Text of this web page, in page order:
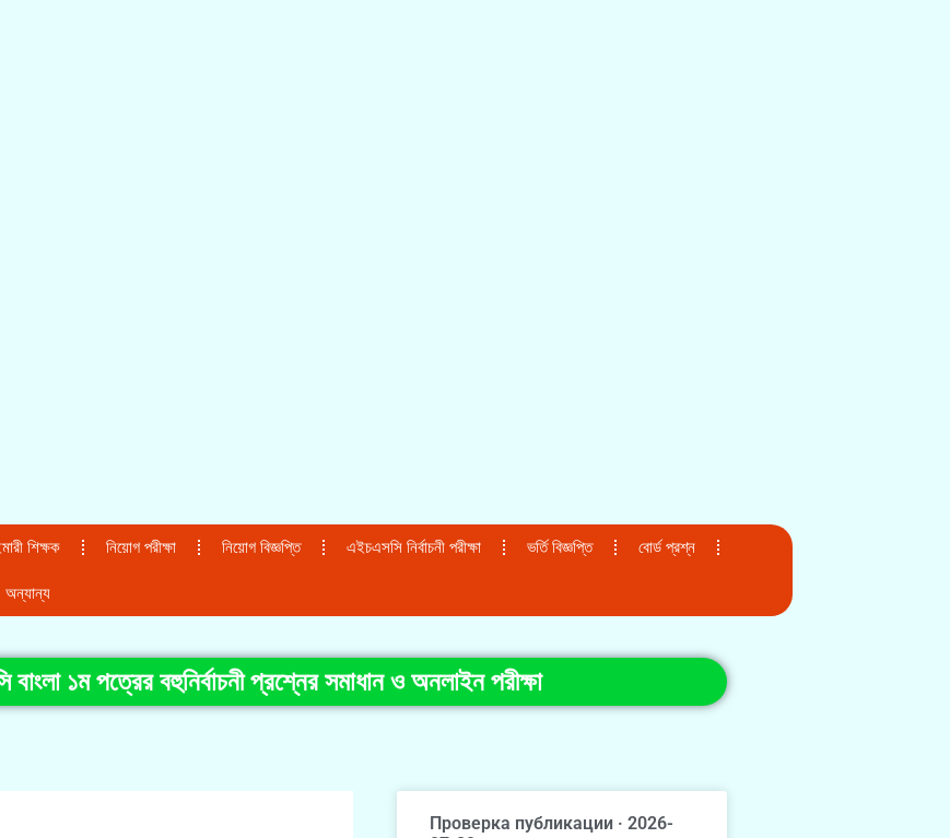
শিক্ষক নিয়োগ পরীক্ষা নিয়োগ বিজ্ঞপ্তি এইচএসসি নির্বাচনী পরীক্ষা ভর্তি বিজ্ঞপ্তি বোর্ড প্রশ্ন
অন্যান্য
১ম পত্রের বহুনির্বাচনী প্রশ্নের সমাধান ও অনলাইন পরীক্ষা
Проверка публикации · 2026-